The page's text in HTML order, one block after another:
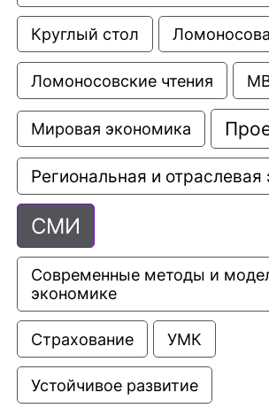
Круглый стол Ломоносова
Ломоносовские чтения
Мировая экономика
Региональная и отраслевая
СМИ
Современные методы и
экономике
Страхование УМК
Устойчивое развитие